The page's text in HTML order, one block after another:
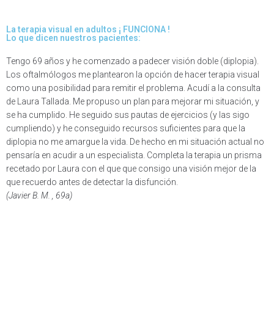
La terapia visual en adultos ¡ FUNCIONA !
Lo que dicen nuestros pacientes:
Tengo 69 años y he comenzado a padecer visión doble (diplopia).
Los oftalmólogos me plantearon la opción de hacer terapia visual
como una posibilidad para remitir el problema. Acudí a la consulta
de Laura Tallada. Me propuso un plan para mejorar mi situación, y
se ha cumplido. He seguido sus pautas de ejercicios (y las sigo
cumpliendo) y he conseguido recursos suficientes para que la
diplopia no me amargue la vida. De hecho en mi situación actual no
pensaría en acudir a un especialista. Completa la terapia un prisma
recetado por Laura con el que que consigo una visión mejor de la
que recuerdo antes de detectar la disfunción.
(Javier B. M. , 69a)